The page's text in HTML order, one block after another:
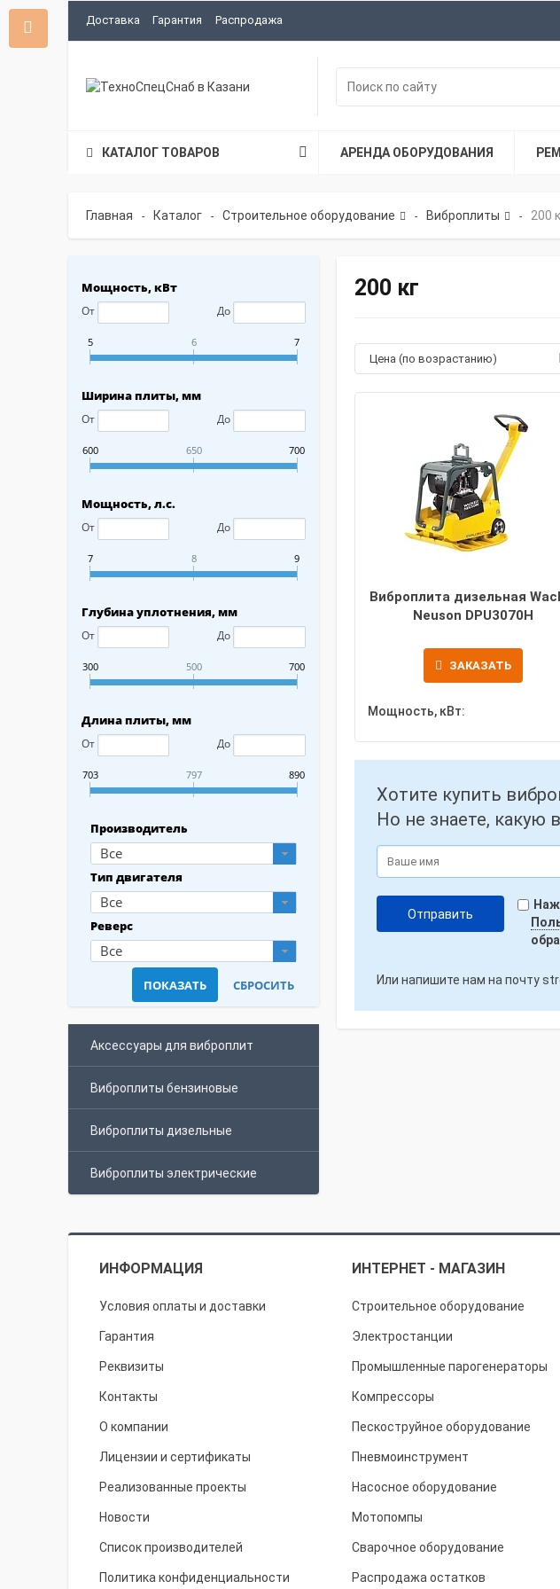
Доставка Гарантия Распродажа
КАТАЛОГ ТОВАРОВ АРЕНДА ОБОРУДОВАНИЯ
Главная - Каталог - Строительное оборудование - Виброплиты - 200
Мощность, кВт
От До
5 6 7
Ширина плиты, мм
От До
600 650 700
Мощность, л.с.
От До
7 8 9
Глубина уплотнения, мм
От До
300 500 700
Длина плиты, мм
От До
703 797 890
Производитель
Все
Тип двигателя
Все
Реверс
Все
Аксессуары для виброплит
Виброплиты бензиновые
Виброплиты дизельные
Виброплиты электрические
200 кг
Цена (по возрастанию)
Виброплита дизельная
Neuson DPU3070H
ЗАКАЗАТЬ
Мощность, кВт:
Хотите купить
Но не знаете, какую
Или напишите нам на почту
ИНФОРМАЦИЯ ИНТЕРНЕТ - МАГАЗИН
Условия оплаты и доставки
Гарантия
Реквизиты
Контакты
О компании
Лицензии и сертификаты
Реализованные проекты
Новости
Список производителей
Политика конфиденциальности
Строительное оборудование
Электростанции
Промышленные парогенераторы
Компрессоры
Пескоструйное оборудование
Пневмоинструмент
Насосное оборудование
Мотопомпы
Сварочное оборудование
Распродажа остатков